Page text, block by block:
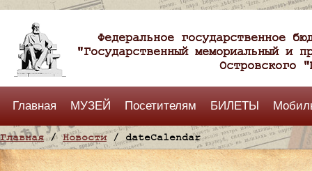
Федеральное государственное
"Государственный мемориальный и
Островского
Главная МУЗЕЙ Посетителям БИЛЕТЫ
Главная/Новости/ dateCalendar